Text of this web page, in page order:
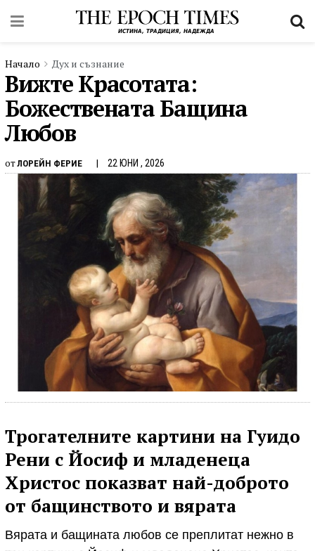
Начало Дух и съзнание
Вижте Красотата:
Божествената Бащина
Любов
отЛОРЕЙН ФЕРИЕ 22 ЮНИ , 2026
Трогателните картини на Гуидо
Рени с Йосиф и младенеца
Христос показват най-доброто
от бащинството и вярата
Вярата и бащината любов се преплитат нежно в